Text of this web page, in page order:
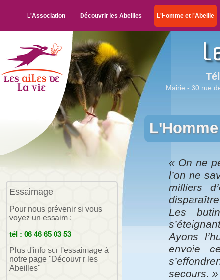
L'Association Découvrir les Abeilles L'Homme et l'Abeille
Essaimage
Pour nous prévenir si vous
voyez un essaim :
tél : 06 46 65 03 53
Plus d'info sur l'essaimage à
notre page "Découvrir les
Abeilles"
Mairie - 30 rue
« On ne
l’on ne
milliers
Les
Ayons
envoie
secours. »